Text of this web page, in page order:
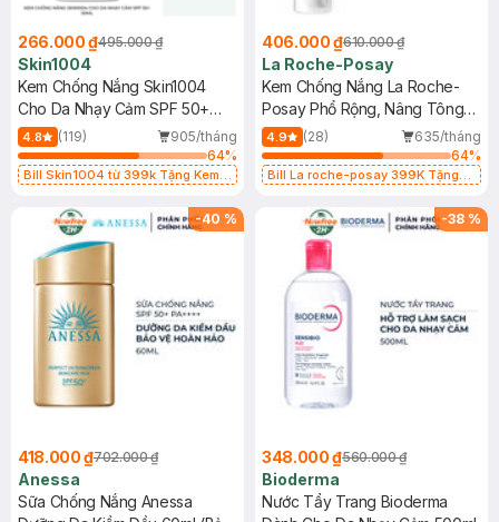
266.000 ₫495.000 ₫
Skin1004
Kem Chống Nắng Skin1004
Cho Da Nhạy Cảm SPF 50+
50ml
4.8 (119)
905/tháng
64%
Bill Skin1004 từ 399k Tặng Kem
SPF 50+ 20ml (SL Có Hạn)
406.000 ₫610.000 ₫
La Roche-Posay
Kem Chống Nắng La Roche-
Posay Phổ Rộng, Nâng Tông
Kiềm Dầu 50ml
4.9 (28)
635/tháng
64%
Bill La roche-posay 399K Tặng
(SL có hạn)
-40 %
418.000 ₫702.000 ₫
Anessa
Sữa Chống Nắng Anessa
-38 %
348.000 ₫560.000 ₫
Bioderma
Nước Tẩy Trang Bioderma